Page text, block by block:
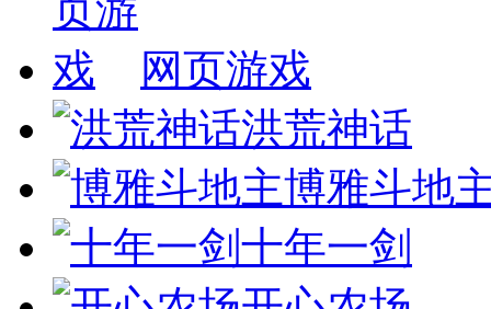
网页游戏
洪荒神话
博雅斗地
十年一剑